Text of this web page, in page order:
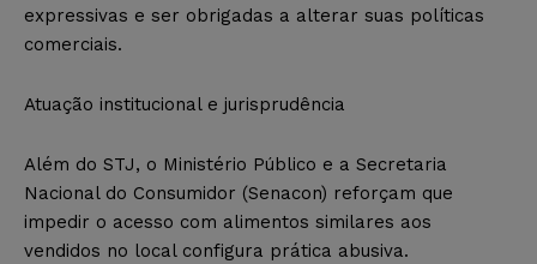
expressivas e ser obrigadas a alterar suas políticas
comerciais.
Atuação institucional e jurisprudência
Além do STJ, o Ministério Público e a Secretaria
Nacional do Consumidor (Senacon) reforçam que
impedir o acesso com alimentos similares aos
vendidos no local configura prática abusiva.